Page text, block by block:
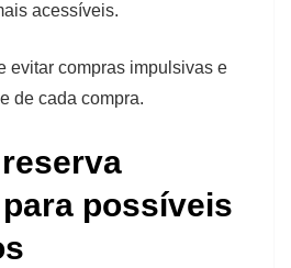
acessíveis.
evitar compras impulsivas e
de cada compra.
possíveis